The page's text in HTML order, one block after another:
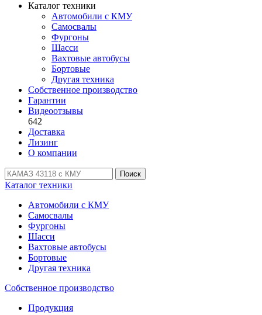
Каталог техники
Автомобили с КМУ
Самосвалы
Фургоны
Шасси
Вахтовые автобусы
Бортовые
Другая техника
Собственное производство
Гарантии
Видеоотзывы
642
Доставка
Лизинг
О компании
Поиск
Каталог техники
Автомобили с КМУ
Самосвалы
Фургоны
Шасси
Вахтовые автобусы
Бортовые
Другая техника
Собственное производство
Продукция